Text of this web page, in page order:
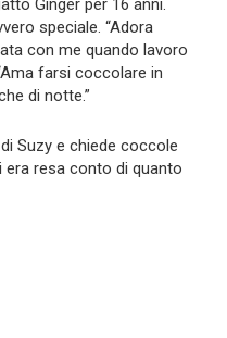
Ginger per 16 anni.
speciale. “Adora
con me quando lavoro
farsi coccolare in
di notte.”
Suzy e chiede coccole
resa conto di quanto